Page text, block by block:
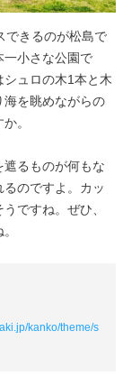
できるのが松島で
一小さな公園で
ュロの木1本と木
海を眺めながらの
。
るものが何もな
のですよ。カッ
ですね。ぜひ、
kanko/theme/s